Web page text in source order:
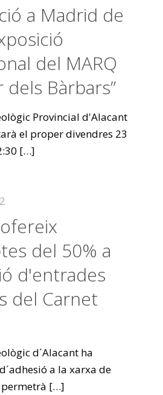
a Madrid de
del MARQ
dels Bàrbars”
Provincial d'Alacant
el proper divendres 23
[…]
del 50% a
d'entrades
del Carnet
d´Alacant ha
a la xarxa de
permetrà […]